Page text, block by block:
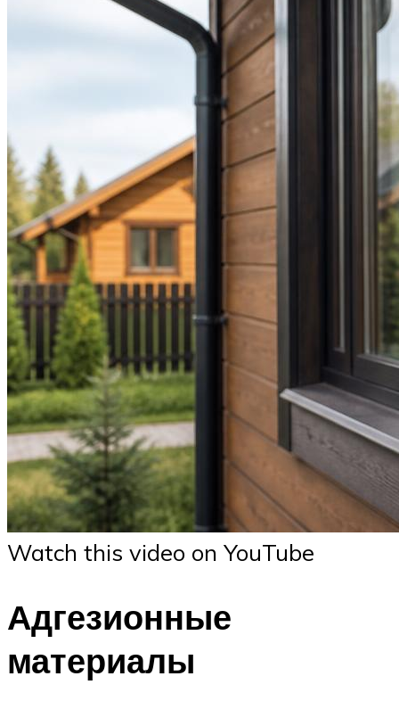
Watch this video on YouTube
Адгезионные
материалы